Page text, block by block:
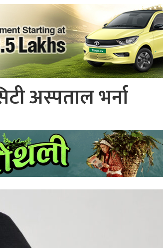
अस्पताल भर्ना